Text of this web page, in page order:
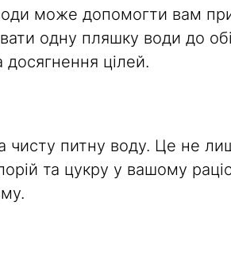
може допомогти вам
одну пляшку води до
досягнення цілей.
чисту питну воду. Це не
та цукру у вашому